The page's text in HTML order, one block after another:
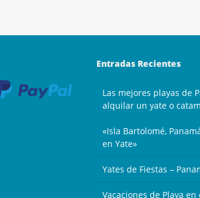
Entradas Recientes
Las mejores playas de
alquilar un yate o
«Isla Bartolomé,
en Yate»
Yates de Fiestas –
Vacaciones de Playa